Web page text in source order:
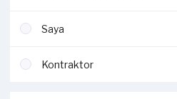
Saya
Kontraktor